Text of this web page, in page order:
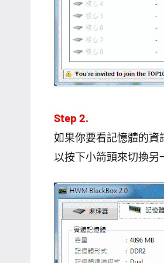
Step 2.
如果你要看記憶體的資
以按下小箭頭來切換另